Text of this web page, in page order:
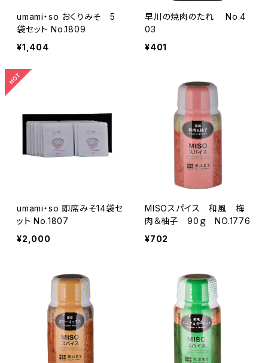
umami・so おくりみそ 5
袋セット No.1809
¥1,404
早川の焼肉のたれ No.4
03
¥401
umami・so 即席みそ14袋セ
ット No.1807
¥2,000
MISOスパイス 和風 梅
肉＆柚子 90ｇ NO.1776
¥702